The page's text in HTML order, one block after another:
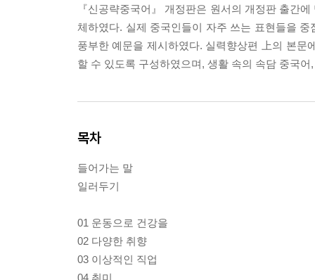
『신공략중국어』 개정판은 원서의 개정판 출간
체하였다. 실제 중국인들이 자주 쓰는 표현들을
풍부한 예문을 제시하였다. 실력향상편 上의 본
할 수 있도록 구성하였으며, 생활 속의 속담 중국
목차
들어가는 말
일러두기
01 운동으로 건강을
02 다양한 취향
03 이상적인 직업
04 취미